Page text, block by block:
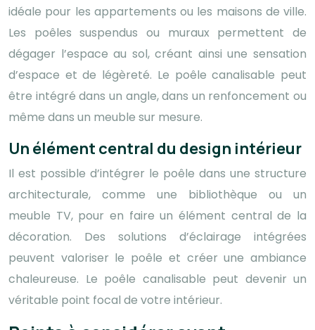
idéale pour les appartements ou les maisons de ville.
Les poêles suspendus ou muraux permettent de
dégager l’espace au sol, créant ainsi une sensation
d’espace et de légèreté. Le poêle canalisable peut
être intégré dans un angle, dans un renfoncement ou
même dans un meuble sur mesure.
Un élément central du design intérieur
Il est possible d’intégrer le poêle dans une structure
architecturale, comme une bibliothèque ou un
meuble TV, pour en faire un élément central de la
décoration. Des solutions d’éclairage intégrées
peuvent valoriser le poêle et créer une ambiance
chaleureuse. Le poêle canalisable peut devenir un
véritable point focal de votre intérieur.